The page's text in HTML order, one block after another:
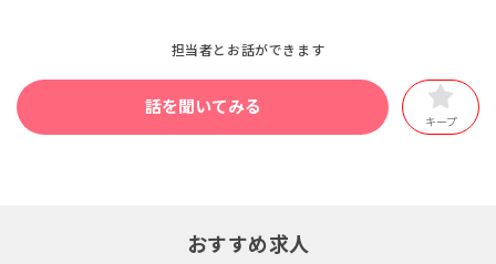
担当者とお話ができます
話を聞いてみる
キープ
おすすめ求人